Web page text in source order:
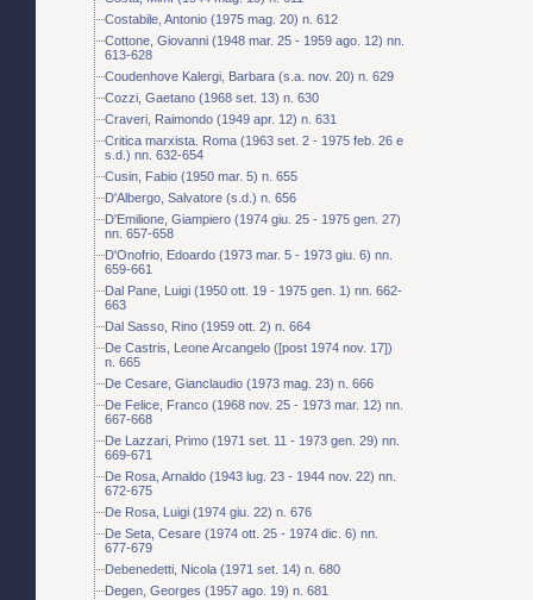
Costabile, Antonio (1975 mag. 20) n. 612
Cottone, Giovanni (1948 mar. 25 - 1959 ago. 12) nn.
613-628
Coudenhove Kalergi, Barbara (s.a. nov. 20) n. 629
Cozzi, Gaetano (1968 set. 13) n. 630
Craveri, Raimondo (1949 apr. 12) n. 631
Critica marxista. Roma (1963 set. 2 - 1975 feb. 26 e
s.d.) nn. 632-654
Cusin, Fabio (1950 mar. 5) n. 655
D'Albergo, Salvatore (s.d.) n. 656
D'Emilione, Giampiero (1974 giu. 25 - 1975 gen. 27)
nn. 657-658
D'Onofrio, Edoardo (1973 mar. 5 - 1973 giu. 6) nn.
659-661
Dal Pane, Luigi (1950 ott. 19 - 1975 gen. 1) nn. 662-
663
Dal Sasso, Rino (1959 ott. 2) n. 664
De Castris, Leone Arcangelo ([post 1974 nov. 17])
n. 665
De Cesare, Gianclaudio (1973 mag. 23) n. 666
De Felice, Franco (1968 nov. 25 - 1973 mar. 12) nn.
667-668
De Lazzari, Primo (1971 set. 11 - 1973 gen. 29) nn.
669-671
De Rosa, Arnaldo (1943 lug. 23 - 1944 nov. 22) nn.
672-675
De Rosa, Luigi (1974 giu. 22) n. 676
De Seta, Cesare (1974 ott. 25 - 1974 dic. 6) nn.
677-679
Debenedetti, Nicola (1971 set. 14) n. 680
Degen, Georges (1957 ago. 19) n. 681